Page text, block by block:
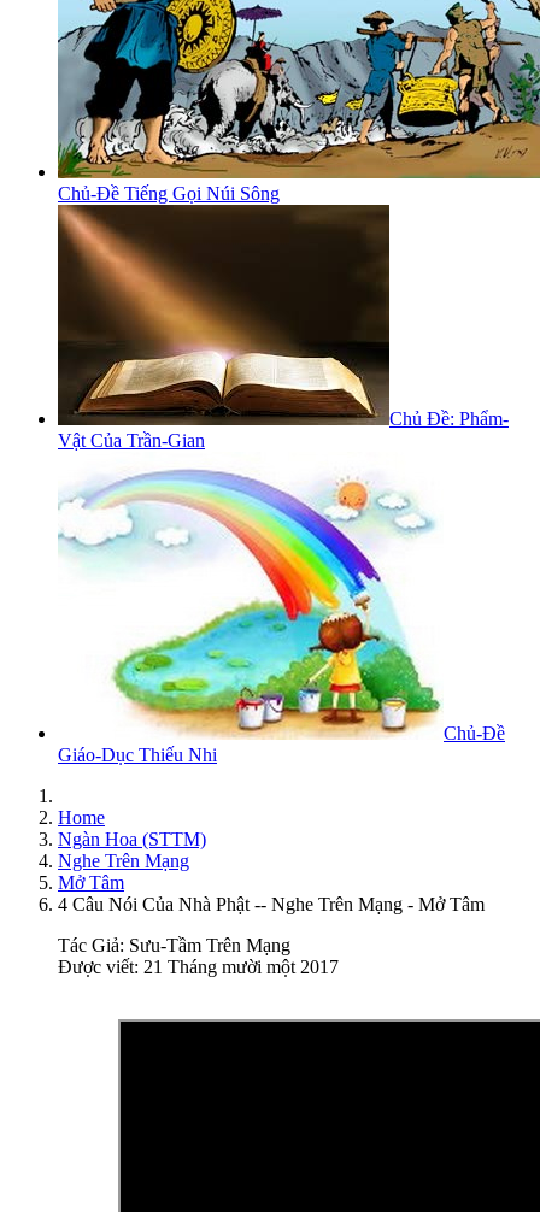
Chủ-Đề Tiếng Gọi Núi Sông
Chủ Đề: Phẩm-
Vật Của Trần-Gian
Chủ-Đề
Giáo-Dục Thiếu Nhi
Home
Ngàn Hoa (STTM)
Nghe Trên Mạng
Mở Tâm
4 Câu Nói Của Nhà Phật -- Nghe Trên Mạng - Mở Tâm
Tác Giả: Sưu-Tầm Trên Mạng
Được viết: 21 Tháng mười một 2017